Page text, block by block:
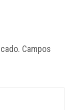
Campos